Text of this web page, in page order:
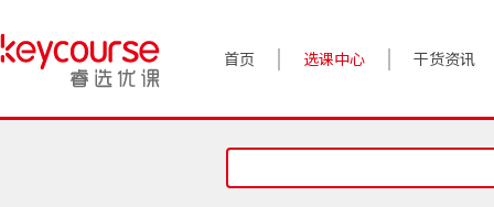
首页 选课中心 干货资讯
案例实践
对话高管